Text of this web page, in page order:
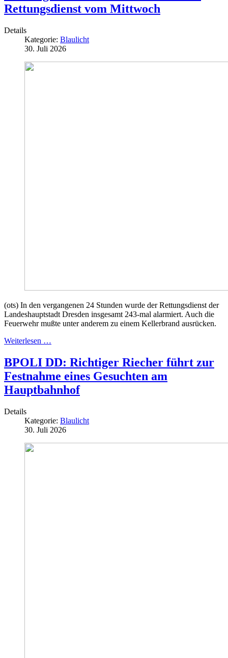
Rettungsdienst vom Mittwoch
Details
Kategorie: Blaulicht
30. Juli 2026
(ots) In den vergangenen 24 Stunden wurde der Rettungsdienst der
Landeshauptstadt Dresden insgesamt 243-mal alarmiert. Auch die
Feuerwehr mußte unter anderem zu einem Kellerbrand ausrücken.
Weiterlesen …
BPOLI DD: Richtiger Riecher führt zur
Festnahme eines Gesuchten am
Hauptbahnhof
Details
Kategorie: Blaulicht
30. Juli 2026